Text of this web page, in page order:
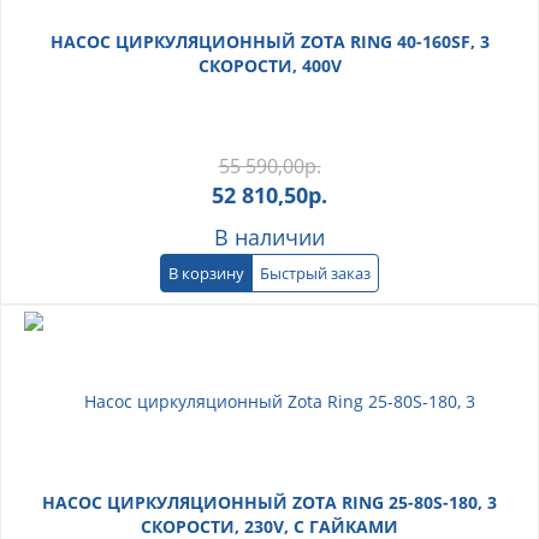
НАСОС ЦИРКУЛЯЦИОННЫЙ ZOTA RING 40-160SF, 3
СКОРОСТИ, 400V
55 590,00р.
52 810,50р.
В наличии
В корзину Быстрый заказ
НАСОС ЦИРКУЛЯЦИОННЫЙ ZOTA RING 25-80S-180, 3
СКОРОСТИ, 230V, C ГАЙКАМИ